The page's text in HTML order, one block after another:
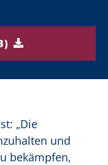
„Die
und
bekämpfen,